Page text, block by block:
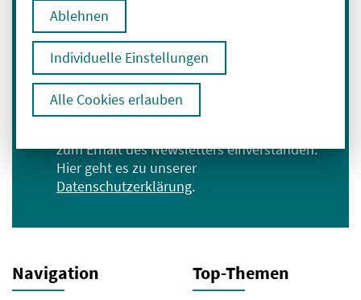
Ablehnen
Individuelle Einstellungen
Alle Cookies erlauben
E-Mail-Adresse eingeben
zum Erhalt des Newsletters einverstanden.
Hier geht es zu unserer
Datenschutzerklärung.
Anmelden
Navigation Top-Themen